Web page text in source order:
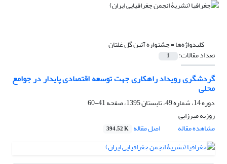
کلیدواژه‌ها =جشنواره آئین گل غلتان
تعداد مقالات: 1
گردشگری رویداد راهکاری جهت توسعه اقتصادی پایدار در جوامع
محلی
دوره 14، شماره 49، تابستان 1395، صفحه
41-60
روزبه میرزایی
مشاهده مقاله
اصل مقاله 394.52 K